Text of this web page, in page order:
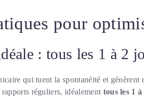
pour
: tous les 1 à 2
qui tuent la spontanéité et
réguliers, idéalement tous les 1